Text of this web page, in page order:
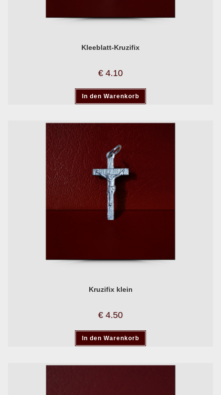
Kleeblatt-Kruzifix
€ 4.10
In den Warenkorb
Kruzifix klein
€ 4.50
In den Warenkorb